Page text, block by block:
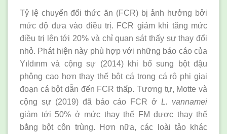
Tỷ lệ chuyển đổi thức ăn (FCR) bị ảnh hưởng bởi
mức độ đưa vào điều trị. FCR giảm khi tăng mức
điều trị lên tới 20% và chỉ quan sát thấy sự thay đổi
nhỏ. Phát hiện này phù hợp với những báo cáo của
Yıldırım và cộng sự (2014) khi bổ sung bột đậu
phộng cao hơn thay thế bột cá trong cá rô phi giai
đoạn cá bột dẫn đến FCR thấp. Tương tự, Motte và
cộng sự (2019) đã báo cáo FCR ởL. vannamei
giảm tới 50% ở mức thay thế FM được thay thế
bằng bột côn trùng. Hơn nữa, các loài tảo khác